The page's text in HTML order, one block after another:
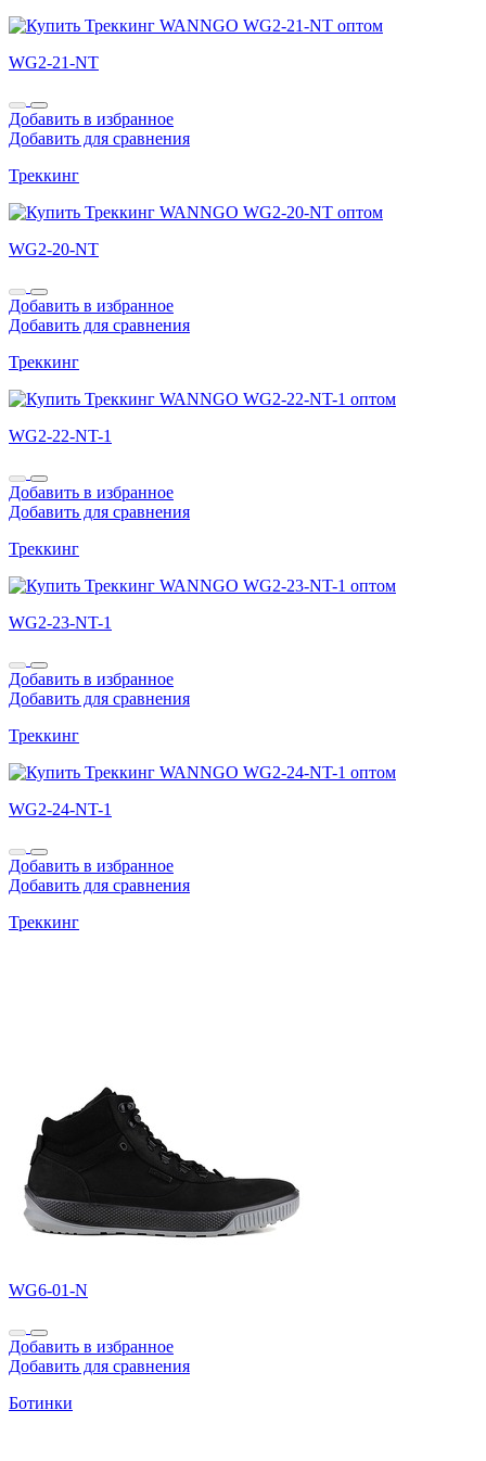
WG2-21-NT
Добавить в избранное
Добавить для сравнения
Треккинг
WG2-20-NT
Добавить в избранное
Добавить для сравнения
Треккинг
WG2-22-NT-1
Добавить в избранное
Добавить для сравнения
Треккинг
WG2-23-NT-1
Добавить в избранное
Добавить для сравнения
Треккинг
WG2-24-NT-1
Добавить в избранное
Добавить для сравнения
Треккинг
WG6-01-N
Добавить в избранное
Добавить для сравнения
Ботинки